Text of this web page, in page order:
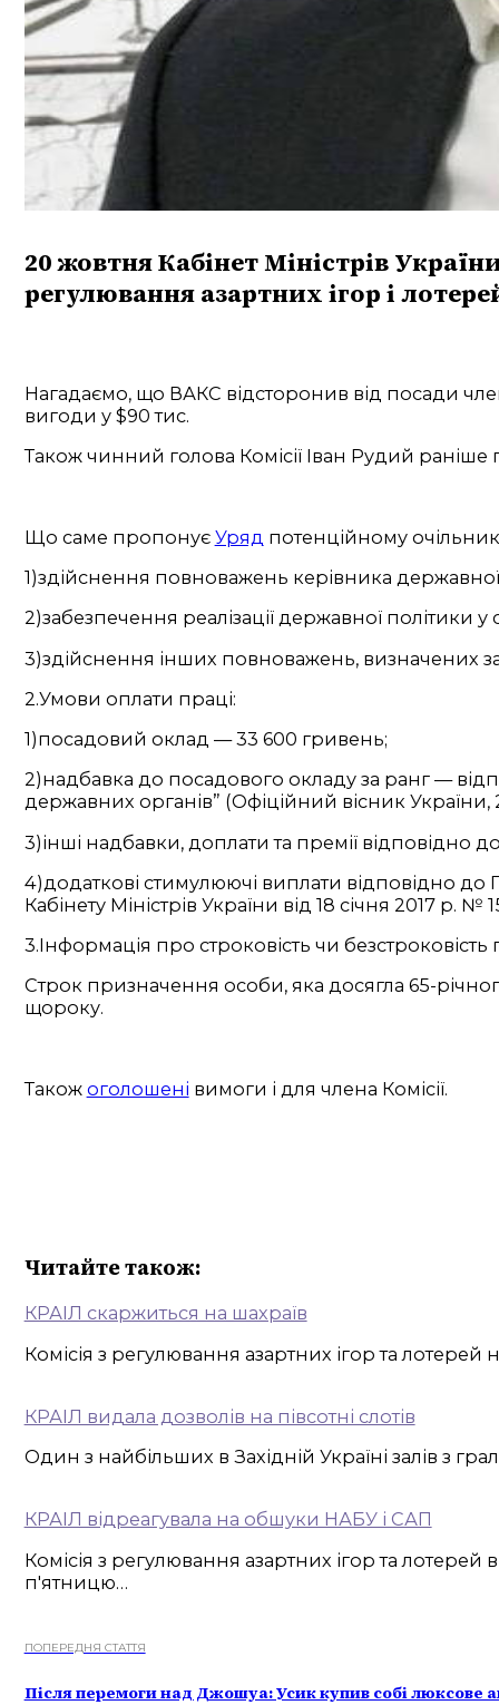
20 жовтня Кабінет Міністрів
регулювання азартних ігор і
Нагадаємо, що ВАКС відсторонив від посади
вигоди у $90 тис.
Також чинний голова Комісії Іван Рудий
Що саме пропонує Уряд потенційному
1)здійснення повноважень керівника
2)забезпечення реалізації державної політики
3)здійснення інших повноважень, визначених
2.Умови оплати праці:
1)посадовий оклад — 33 600 гривень;
2)надбавка до посадового окладу за ранг —
державних органів” (Офіційний вісник України,
3)інші надбавки, доплати та премії відповідно
4)додаткові стимулюючі виплати відповідно
Кабінету Міністрів України від 18 січня 2017 р.
3.Інформація про строковість чи
Строк призначення особи, яка досягла 65-
щороку.
Також оголошені вимоги і для члена Комісії.
Читайте також:
КРАІЛ скаржиться на шахраїв
Комісія з регулювання азартних ігор та
КРАІЛ видала дозволів на півсотні слотів
Один з найбільших в Західній Україні залів з
КРАІЛ відреагувала на обшуки НАБУ і САП
Комісія з регулювання азартних ігор та
п'ятницю…
ПОПЕРЕДНЯ СТАТТЯ
Після перемоги над Джошуа: Усик купив собі люксове